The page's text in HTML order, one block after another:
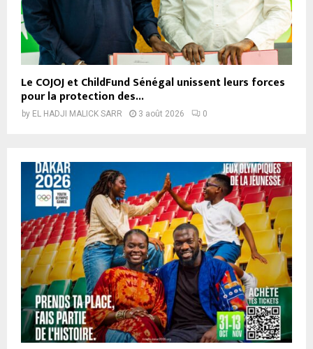
Le COJOJ et ChildFund Sénégal unissent leurs forces
pour la protection des...
by EL HADJI MALICK SARR 3 août 2026 0